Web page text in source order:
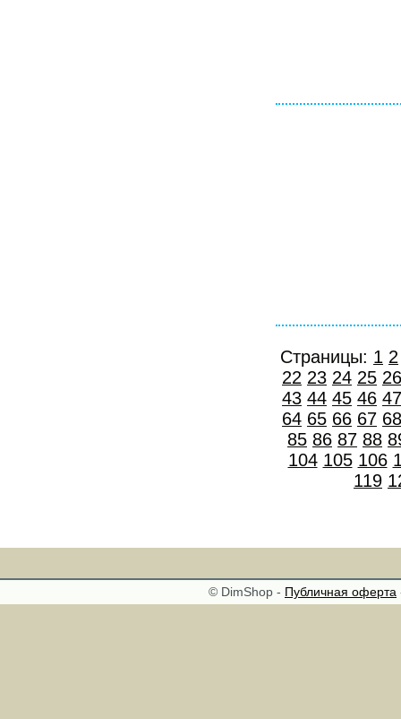
Страницы: 1 2
22 23 24 25 26
43 44 45 46 47
64 65 66 67 68
85 86 87 88
104 105 106
119
© DimShop - Публичная оферта